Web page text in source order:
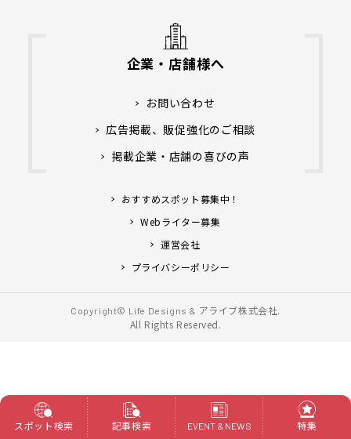
企業・店舗様へ
お問い合わせ
広告掲載、販促強化のご相談
掲載企業・店舗の喜びの声
おすすめスポット募集中！
Webライター募集
運営会社
プライバシーポリシー
Copyright© Life Designs & アライブ株式会社.
All Rights Reserved.
スポット検索 記事検索 EVENT & NEWS 特集